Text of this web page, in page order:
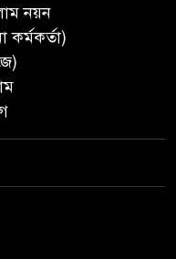
পরিচ্ছন্নতা ও
শুরু করেছে
নতুন সম্ভাবনা;
গুরুত্ব দিচ্ছে উপজেলা
নয়ন